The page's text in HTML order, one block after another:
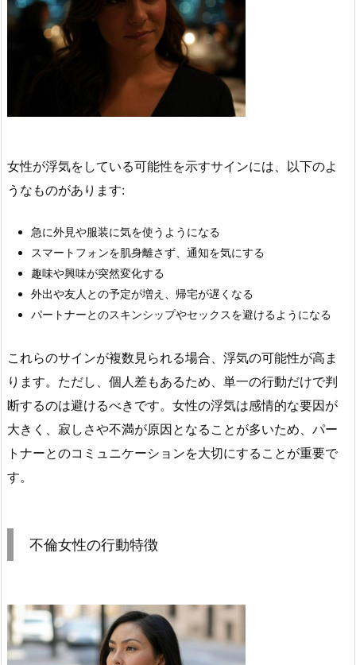
女性が浮気をしている可能性を示すサインには、以下のよ
うなものがあります:
急に外見や服装に気を使うようになる
スマートフォンを肌身離さず、通知を気にする
趣味や興味が突然変化する
外出や友人との予定が増え、帰宅が遅くなる
パートナーとのスキンシップやセックスを避けるようになる
これらのサインが複数見られる場合、浮気の可能性が高ま
ります。ただし、個人差もあるため、単一の行動だけで判
断するのは避けるべきです。女性の浮気は感情的な要因が
大きく、寂しさや不満が原因となることが多いため、パー
トナーとのコミュニケーションを大切にすることが重要で
す。
不倫女性の行動特徴